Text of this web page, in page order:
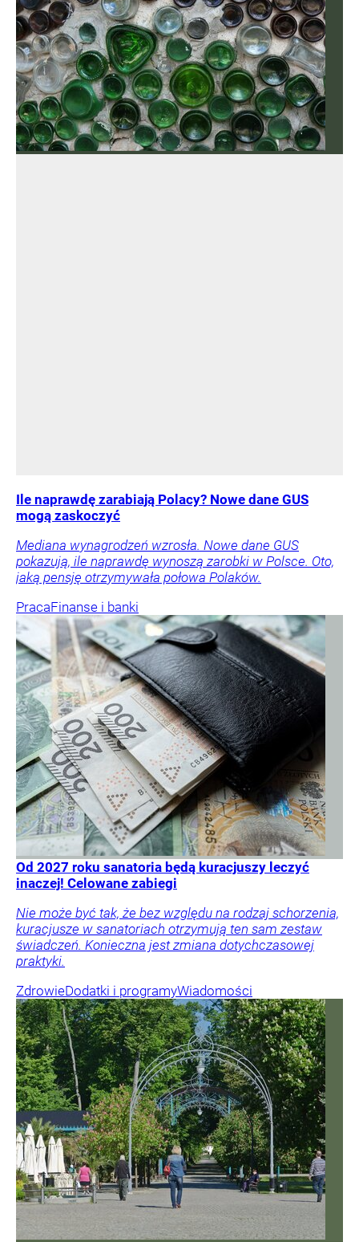
Ile naprawdę zarabiają Polacy? Nowe dane GUS
mogą zaskoczyć
Mediana wynagrodzeń wzrosła. Nowe dane GUS
pokazują, ile naprawdę wynoszą zarobki w Polsce. Oto,
jaką pensję otrzymywała połowa Polaków.
PracaFinanse i banki
Od 2027 roku sanatoria będą kuracjuszy leczyć
inaczej! Celowane zabiegi
Nie może być tak, że bez względu na rodzaj schorzenia,
kuracjusze w sanatoriach otrzymują ten sam zestaw
świadczeń. Konieczna jest zmiana dotychczasowej
praktyki.
ZdrowieDodatki i programyWiadomości